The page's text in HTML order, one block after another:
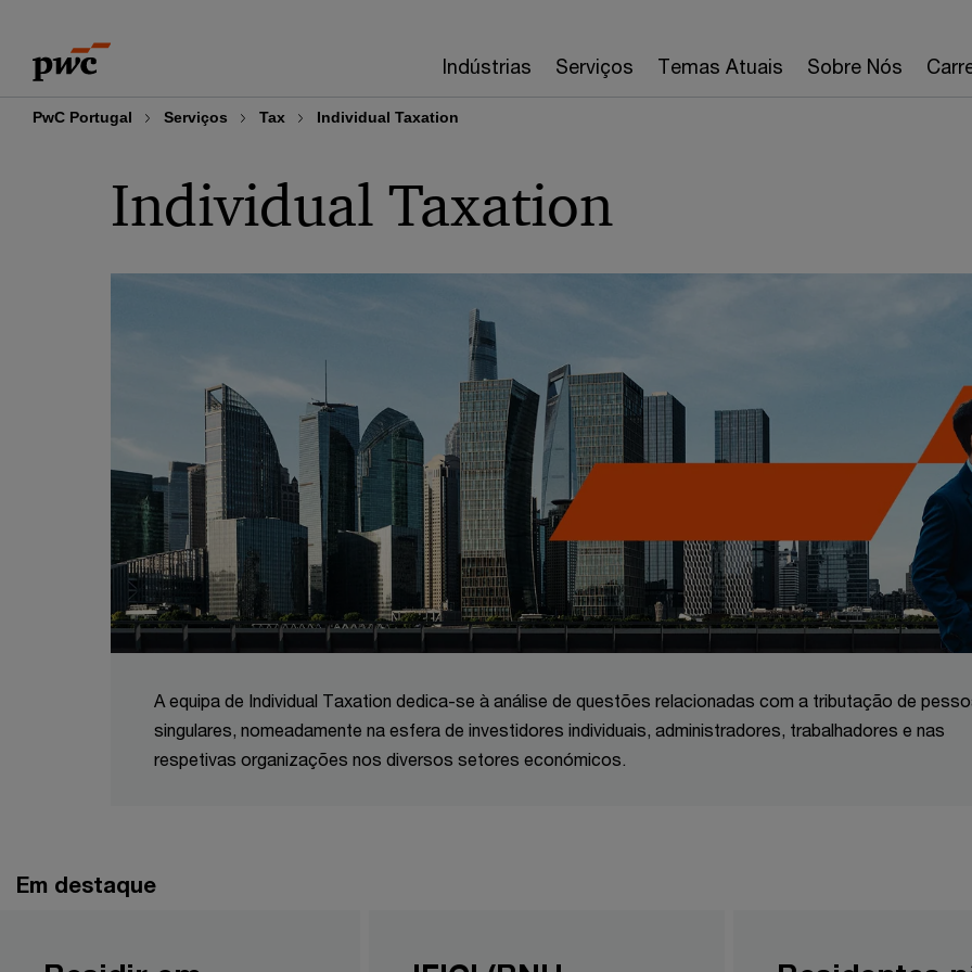
content
footer
Indústrias Serviços Temas Atuais Sobre Nós
PwC Portugal Serviços Tax Individual Taxation
Individual Taxation
A equipa de Individual Taxation dedica-se à análise de questões relacionadas com a tributação de
singulares, nomeadamente na esfera de investidores individuais, administradores, trabalhadores e nas
respetivas organizações nos diversos setores económicos.
Em destaque